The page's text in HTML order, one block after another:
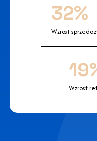
32%
Wzrost
Wzrost